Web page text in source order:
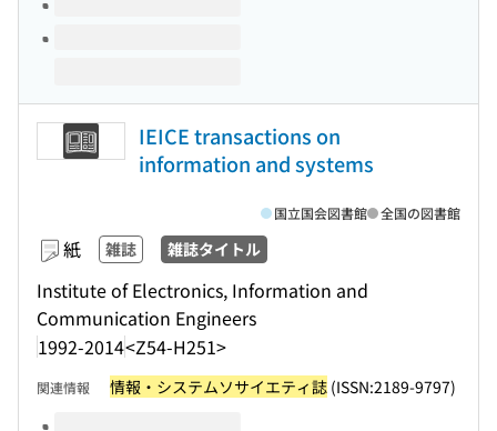
IEICE transactions on
information and systems
紙 雑誌 雑誌タイトル
Institute of Electronics, Information and
Communication Engineers
1992-2014<Z54-H251>
国立国会図書館 全国の図書館
関連情報 情報・システムソサイエティ誌 (ISSN:2189-9797)
このタイトルの巻号